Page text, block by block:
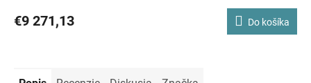
€9 271,13 Do košíka